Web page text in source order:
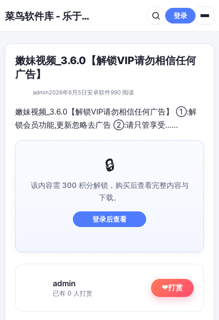
菜鸟软件库 - 乐于分享免费资源平台 登录
嫩妹视频_3.6.0【解锁VIP请勿相信任何
广告】
admin2026年6月5日 安卓软件990 阅读
嫩妹视频_3.6.0【解锁VIP请勿相信任何广告】 ①:解
锁会员功能,更新忽略去广告 ②:请只管享受……
该内容需 300 积分解锁，购买后查看完整内容与
下载。
登录后查看
admin
已有 0 人打赏
❤打赏